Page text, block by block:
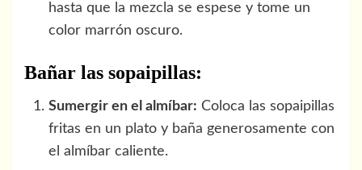
hasta que la mezcla se espese y tome un
color marrón oscuro.
Bañar las sopaipillas:
Sumergir en el almíbar: Coloca las sopaipillas
fritas en un plato y baña generosamente con
el almíbar caliente.